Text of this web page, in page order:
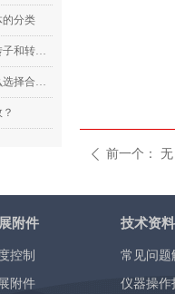
ꄴ 前一个： 无
分类
粘度计使用时如何选择合适的转子和转速？
博勒飞粘度计这么多型号，怎么选择合适的机型？
常见问题
仪器操作
技术资料
附件
控制
附件